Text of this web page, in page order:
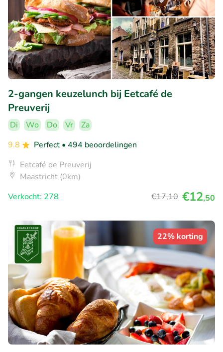
2-gangen keuzelunch bij Eetcafé de
Preuverij
Di Wo Do Vr
Za
9.8
Perfect • 494 beoordelingen
Eetcafé de Preuverij
Maastricht (0km)
Verkocht: 278
€17,10 €12,50
22% korting